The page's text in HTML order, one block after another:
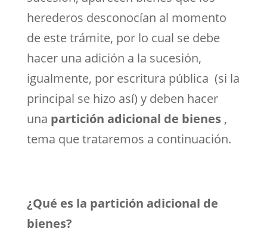
herederos desconocían al momento
de este trámite, por lo cual se debe
hacer una adición a la sucesión,
igualmente, por escritura pública (si la
principal se hizo así) y deben hacer
una partición adicional de bienes,
tema que trataremos a continuación.
¿Qué es la partición adicional de
bienes?